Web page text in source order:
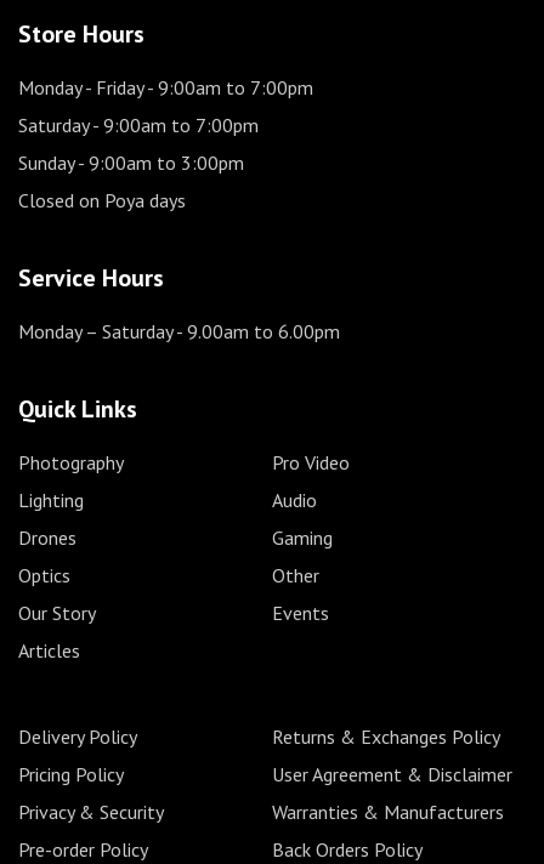
Store Hours
Monday - Friday- 9:00am to 7:00pm
Saturday- 9:00am to 7:00pm
Sunday- 9:00am to 3:00pm
Closed on Poya days
Service Hours
Monday – Saturday- 9.00am to 6.00pm
Quick Links
Photography
Pro Video
Lighting
Audio
Drones
Gaming
Optics
Other
Our Story
Events
Articles
Delivery Policy
Returns & Exchanges Policy
Pricing Policy
User Agreement & Disclaimer
Privacy & Security
Warranties & Manufacturers
Pre-order Policy
Back Orders Policy